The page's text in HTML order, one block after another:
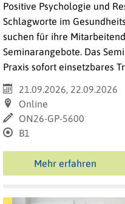
Positive Psychologie und
Schlagworte im
suchen für ihre
Seminarangebote. Das
Praxis sofort einsetzbares
21.09.2026, 22.09.2026
Online
ON26-GP-5600
B1
Mehr erfahren